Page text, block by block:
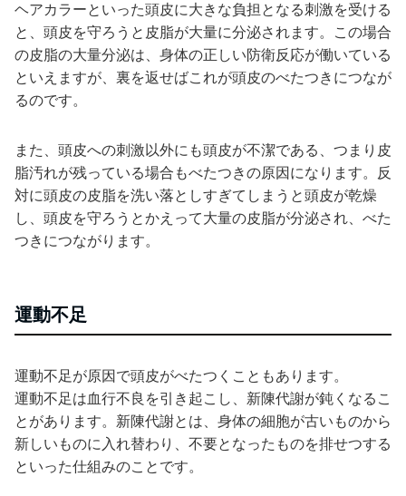
ヘアカラーといった頭皮に大きな負担となる刺激を受ける
と、頭皮を守ろうと皮脂が大量に分泌されます。この場合
の皮脂の大量分泌は、身体の正しい防衛反応が働いている
といえますが、裏を返せばこれが頭皮のべたつきにつなが
るのです。
また、頭皮への刺激以外にも頭皮が不潔である、つまり皮
脂汚れが残っている場合もべたつきの原因になります。反
対に頭皮の皮脂を洗い落としすぎてしまうと頭皮が乾燥
し、頭皮を守ろうとかえって大量の皮脂が分泌され、べた
つきにつながります。
運動不足
運動不足が原因で頭皮がべたつくこともあります。
運動不足は血行不良を引き起こし、新陳代謝が鈍くなるこ
とがあります。新陳代謝とは、身体の細胞が古いものから
新しいものに入れ替わり、不要となったものを排せつする
といった仕組みのことです。